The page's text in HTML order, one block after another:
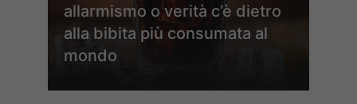
allarmismo o verità c’è dietro
alla bibita più consumata al
mondo